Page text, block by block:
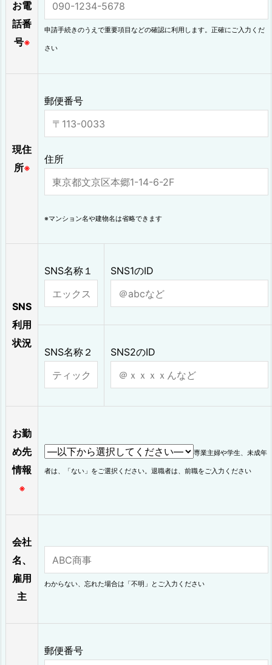
お電
話番
号※
申請手続きのうえで重要項目などの確認に利用します。正確にご入力くだ
さい
現住
所※
郵便番号
住所
※マンション名や建物名は省略できます
SNS
利用
状況
SNS名称１ SNS1のID
SNS名称２ SNS2のID
お勤
め先
情報
※
専業主婦や学生、未成年
者は、「ない」をご選択ください。退職者は、前職をご入力ください
会社
名、
雇用
主
わからない、忘れた場合は「不明」とご入力ください
郵便番号